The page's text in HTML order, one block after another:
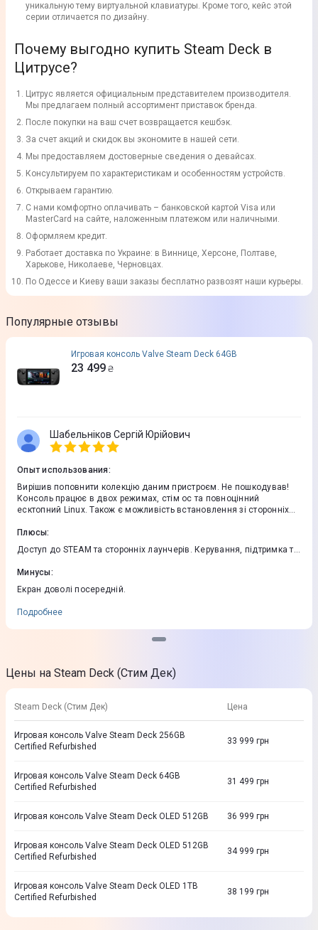
уникальную тему виртуальной клавиатуры. Кроме того, кейс этой
серии отличается по дизайну.
Почему выгодно купить Steam Deck в
Цитрусе?
Цитрус является официальным представителем производителя.
Мы предлагаем полный ассортимент приставок бренда.
После покупки на ваш счет возвращается кешбэк.
За счет акций и скидок вы экономите в нашей сети.
Мы предоставляем достоверные сведения о девайсах.
Консультируем по характеристикам и особенностям устройств.
Открываем гарантию.
С нами комфортно оплачивать – банковской картой Visa или
MasterCard на сайте, наложенным платежом или наличными.
Оформляем кредит.
Работает доставка по Украине: в Виннице, Херсоне, Полтаве,
Харькове, Николаеве, Черновцах.
По Одессе и Киеву ваши заказы бесплатно развозят наши курьеры.
Популярные отзывы
Игровая консоль Valve Steam Deck 64GB
23 499 ₴
Шабельніков Сергій Юрійович
Опыт использования:
Вирішив поповнити колекцію даним пристроєм. Не пошкодував!
Консоль працює в двох режимах, стім ос та повноцінний
есктопний Linux. Також є можливість встановлення зі сторонніх
компенсується можливістю встановити micro sd та легкою
заміною SSD на більший.
Плюсы:
Доступ до STEAM та сторонніх лаунчерів. Керування, підтримка та
Минусы:
Екран доволі посередній.
Подробнее
Цены на Steam Deck (Стим Дек)
Steam Deck (Стим Дек) Цена
Игровая консоль Valve Steam Deck 256GB
Certified Refurbished
33 999 грн
Игровая консоль Valve Steam Deck 64GB
Certified Refurbished
31 499 грн
Игровая консоль Valve Steam Deck OLED 512GB 36 999 грн
Игровая консоль Valve Steam Deck OLED 512GB
Certified Refurbished
34 999 грн
Игровая консоль Valve Steam Deck OLED 1TB
Certified Refurbished
38 199 грн